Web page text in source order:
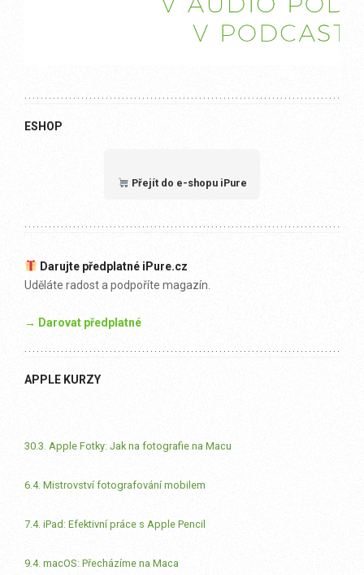
ESHOP
Přejít do e-shopu iPure
Darujte předplatné iPure.cz
Uděláte radost a podpoříte magazín.
→ Darovat předplatné
APPLE KURZY
30.3. Apple Fotky: Jak na fotografie na Macu
6.4. Mistrovství fotografování mobilem
7.4. iPad: Efektivní práce s Apple Pencil
9.4. macOS: Přecházíme na Maca